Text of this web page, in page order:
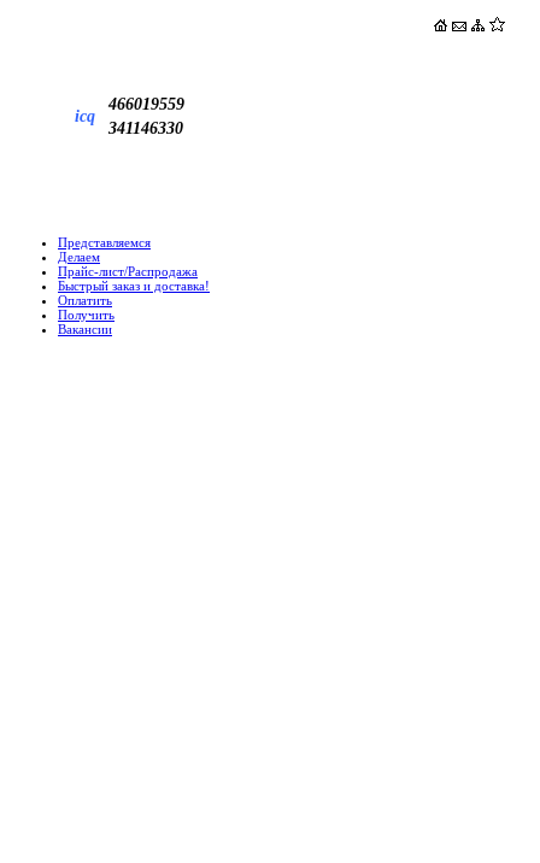
icq
466019559
341146330
Представляемся
Делаем
Прайс-лист/Распродажа
Быстрый заказ и доставка!
Оплатить
Получить
Вакансии